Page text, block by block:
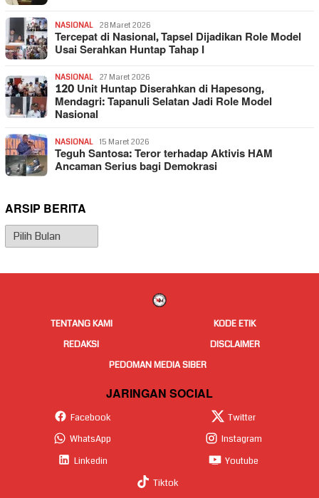
NASIONAL 28 Maret 2026
Tercepat di Nasional, Tapsel Dijadikan Role Model
Usai Serahkan Huntap Tahap I
NASIONAL 27 Maret 2026
120 Unit Huntap Diserahkan di Hapesong,
Mendagri: Tapanuli Selatan Jadi Role Model
Nasional
NASIONAL 15 Maret 2026
Teguh Santosa: Teror terhadap Aktivis HAM
Ancaman Serius bagi Demokrasi
ARSIP BERITA
Arsip
Berita
TENTANG KAMI
KODE ETIK
REDAKSI
DISCLAIMER
PEDOMAN MEDIA SIBER
JARINGAN SOCIAL
Facebook
Twitter
WhatsApp
Instagram
Linkedin
Youtube
Tiktok